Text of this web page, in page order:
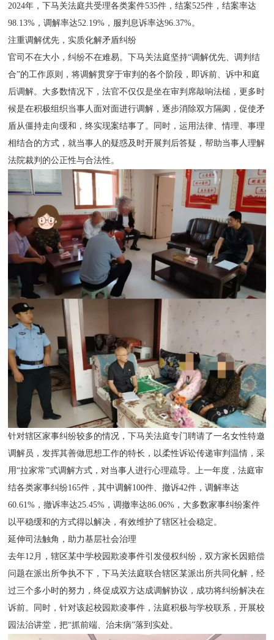
2024年，下马关法庭共受理各类案件535件，结案525件，结案率达
98.13%，调解率达52.19%，服判息诉率达96.37%。
注重调解优先，实质化解矛盾纠纷
官司不在大小，纠纷不在难易。下马关法庭坚持“调解优先、调判结
合”的工作原则，将调解贯穿于审判的各个阶段，即诉前、诉中和庭
后调解。大多数情况下，法官不仅仅是坐在审判席敲响法槌，更多时
候是在积极组织当事人面对面进行调解，逐步消除双方隔阂，促使矛
盾从僵持走向缓和，终实现案结事了。同时，运用法律、情理、事理
相结合的方式，就当事人的疑惑及时开展判后答疑，帮助当事人理解
法院裁判的公正性与合法性。
针对辖区家事纠纷较多的情况，下马关法庭专门聘请了一名女性特邀
调解员，发挥其善做思想工作的特长，以柔性诉讼传递审判温情，采
用“拉家常”式调解方式，对当事人进行心理疏导。上一年度，法庭审
结各类家事纠纷165件，其中调解100件、撤诉42件，调解率达
60.61%，撤诉率达25.45%，调撤率达86.06%，大多数家事纠纷案件
以平稳缓和的方式得以解决，有效维护了辖区社会稳定。
延伸司法触角，助力基层社会治理
去年12月，辖区某中学校园欺凌事件引发侵权纠纷，双方家长因赔偿
问题在派出所争执不下，下马关法庭联合辖区某派出所共同化解，经
过三个多小时的努力，终促成双方达成调解协议，成功将纠纷解决在
诉前。同时，针对该起校园欺凌事件，法庭积极与学校联系，开展校
园法治讲堂，把“抓前端、治未病”落到实处。